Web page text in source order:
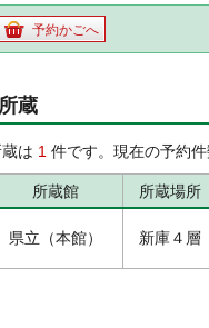
予約かごへ
所蔵
は 1 件です。現在の予約
所蔵館 所蔵場所
県立（本館） 新庫４層